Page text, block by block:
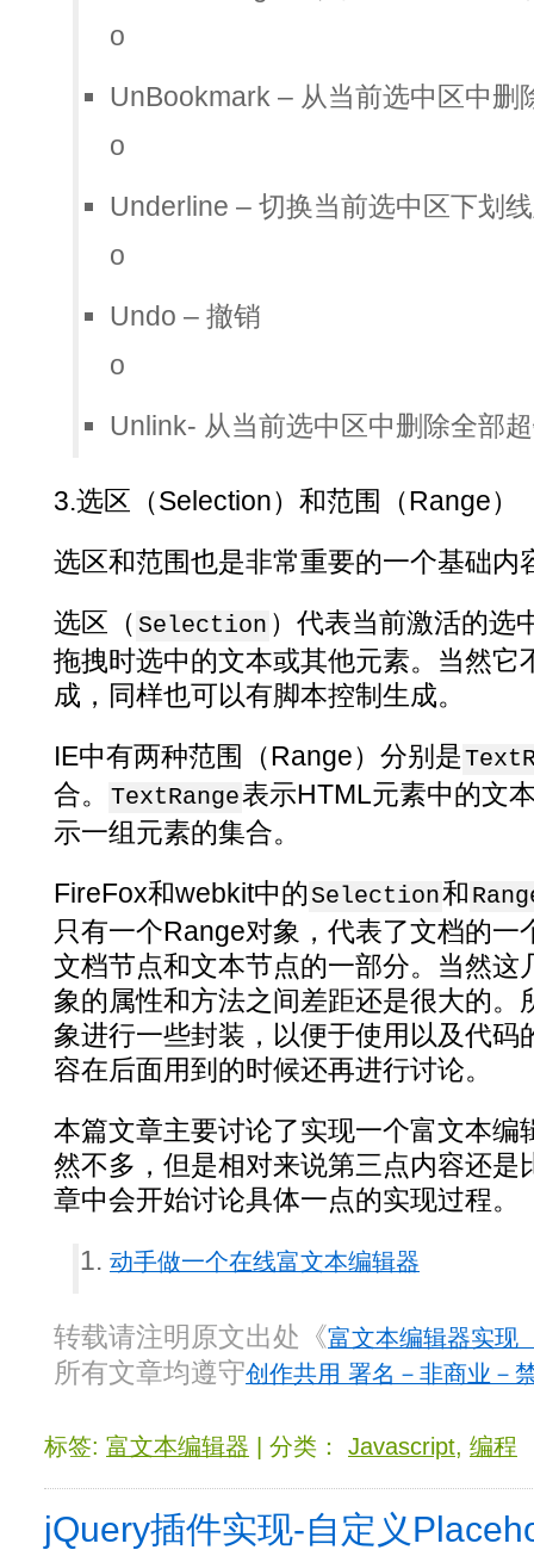
o
UnBookmark – 从当前选中区中删
o
Underline – 切换当前选中区下划
o
Undo – 撤销
o
Unlink- 从当前选中区中删除全部
3.选区（Selection）和范围（Range）
选区和范围也是非常重要的一个基础内
选区（ Selection ）代表当前激活的选
拖拽时选中的文本或其他元素。当然它
成，同样也可以有脚本控制生成。
IE中有两种范围（Range）分别是
合。 TextRange表示HTML元素中的文
示一组元素的集合。
FireFox和webkit中的 Selection和
只有一个Range对象，代表了文档的一
文档节点和文本节点的一部分。当然这
象的属性和方法之间差距还是很大的。
象进行一些封装，以便于使用以及代码
容在后面用到的时候还再进行讨论。
本篇文章主要讨论了实现一个富文本编
然不多，但是相对来说第三点内容还是
章中会开始讨论具体一点的实现过程。
动手做一个在线富文本编辑器
转载请注明原文出处《富文本编辑器实现
所有文章均遵守创作共用 署名－非商业－
标签: 富文本编辑器 | 分类： Javascript, 编程
jQuery插件实现-自定义